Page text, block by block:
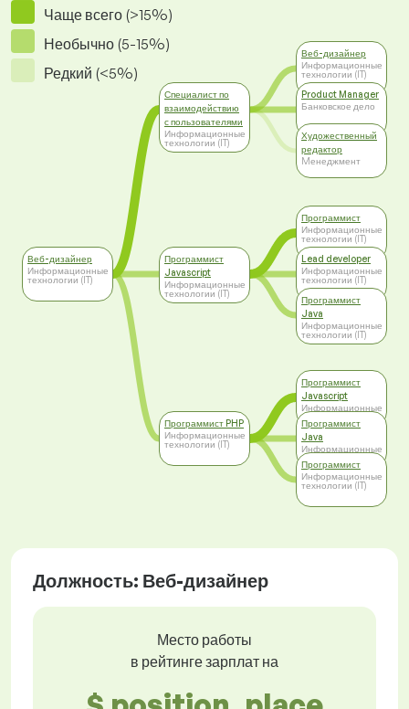
Чаще всего (>15%)
Необычно (5-15%)
Редкий (<5%)
Веб-дизайнер
Информационные
технологии (IT)
Специалист по
взаимодействию
с пользователями
Информационные
технологии (IT)
Программист
Javascript
Информационные
технологии (IT)
Программист PHP
Информационные
технологии (IT)
Веб-дизайнер
Информационные
технологии (IT)
Product Manager
Банковское дело
Художественный
редактор
Mенеджмент
Программист
Информационные
технологии (IT)
Lead developer
Информационные
технологии (IT)
Программист
Java
Информационные
технологии (IT)
Программист
Javascript
Информационные
технологии (IT)
Программист
Java
Информационные
технологии (IT)
Программист
Информационные
технологии (IT)
Должность: Веб-дизайнер
Место работы
в рейтинге зарплат на